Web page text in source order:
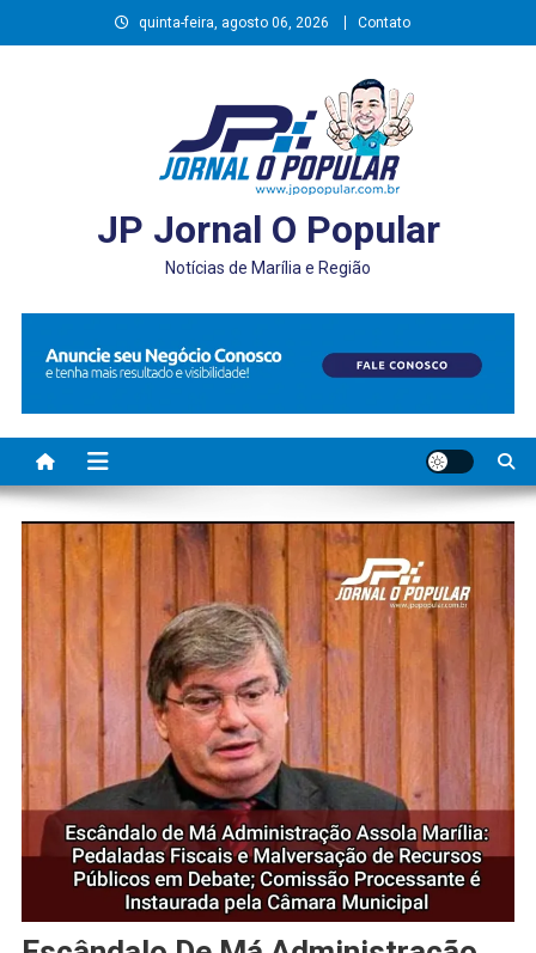
to
quinta-feira, agosto 06, 2026 Contato
JP Jornal O Popular
Notícias de Marília e Região